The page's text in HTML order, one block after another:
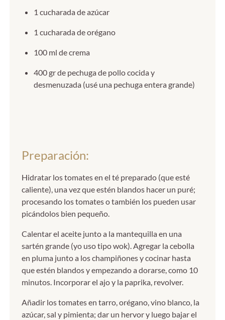
1 cucharada de azúcar
1 cucharada de orégano
100 ml de crema
400 gr de pechuga de pollo cocida y
desmenuzada (usé una pechuga entera grande)
Preparación:
Hidratar los tomates en el té preparado (que esté
caliente), una vez que estén blandos hacer un puré;
procesando los tomates o también los pueden usar
picándolos bien pequeño.
Calentar el aceite junto a la mantequilla en una
sartén grande (yo uso tipo wok). Agregar la cebolla
en pluma junto a los champiñones y cocinar hasta
que estén blandos y empezando a dorarse, como 10
minutos. Incorporar el ajo y la paprika, revolver.
Añadir los tomates en tarro, orégano, vino blanco, la
azúcar, sal y pimienta; dar un hervor y luego bajar el